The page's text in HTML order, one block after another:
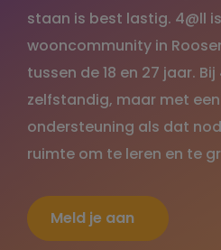
staan is best lastig. 4@ll
wooncommunity in
tussen de 18 en 27 jaar.
zelfstandig, maar met
ondersteuning als dat
ruimte om te leren en te
Meld je aan